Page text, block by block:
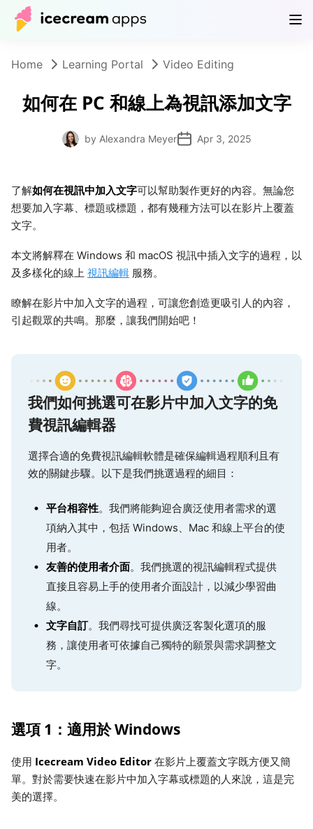
Products Help Center
Home Learning Portal Video Editing
如何在 PC 和線上為視訊添加文字
by Alexandra Meyer Apr 3, 2025
了解如何在視訊中加入文字可以幫助製作更好的內容。無論您
想要加入字幕、標題或標題，都有幾種方法可以在影片上覆蓋
文字。
本文將解釋在 Windows 和 macOS 視訊中插入文字的過程，以
及多樣化的線上 視訊編輯 服務。
瞭解在影片中加入文字的過程，可讓您創造更吸引人的內容，
引起觀眾的共鳴。那麼，讓我們開始吧！
我們如何挑選可在影片中加入文字的免
費視訊編輯器
選擇合適的免費視訊編輯軟體是確保編輯過程順利且有
效的關鍵步驟。以下是我們挑選過程的細目：
平台相容性。我們將能夠迎合廣泛使用者需求的選
項納入其中，包括 Windows、Mac 和線上平台的使
用者。
友善的使用者介面。我們挑選的視訊編輯程式提供
直接且容易上手的使用者介面設計，以減少學習曲
線。
文字自訂。我們尋找可提供廣泛客製化選項的服
務，讓使用者可依據自己獨特的願景與需求調整文
字。
選項 1：適用於 Windows
使用 Icecream Video Editor 在影片上覆蓋文字既方便又簡
單。對於需要快速在影片中加入字幕或標題的人來說，這是完
美的選擇。